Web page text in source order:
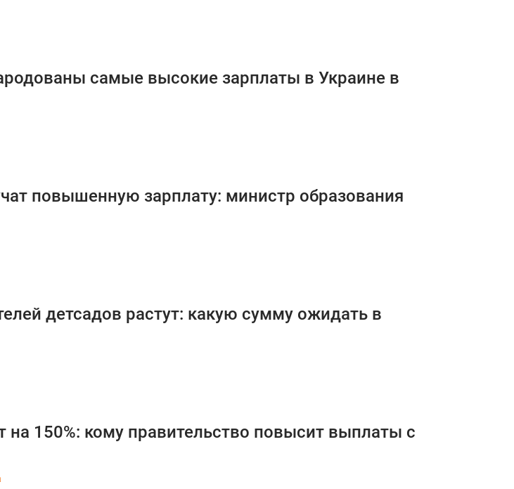
самые высокие зарплаты в Украине в
повышенную зарплату: министр образования
детсадов растут: какую сумму ожидать в
на 150%: кому правительство повысит выплаты с